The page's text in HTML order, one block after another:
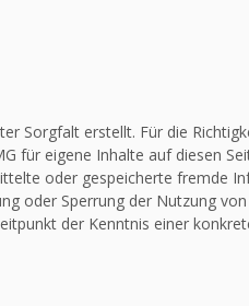
Sorgfalt erstellt. Für die
für eigene Inhalte auf diesen
oder gespeicherte fremde
oder Sperrung der Nutzung
der Kenntnis einer